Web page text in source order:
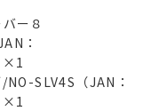
ー８
：
×1
NO-SLV4S（JAN：
×1